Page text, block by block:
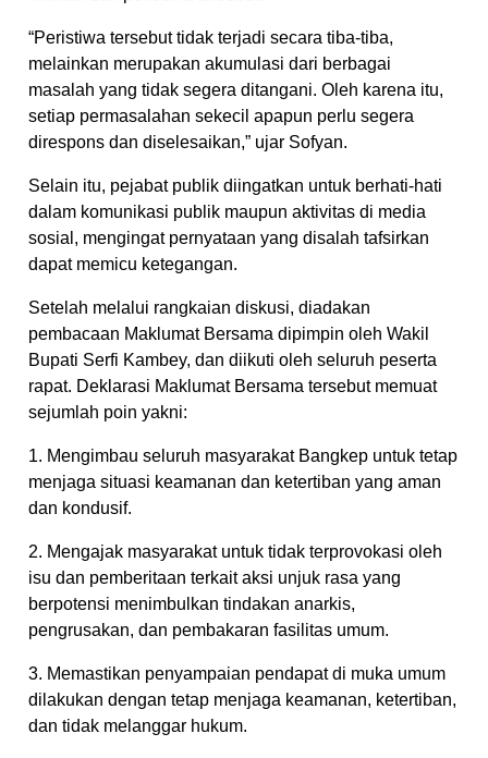
“Peristiwa tersebut tidak terjadi secara tiba-tiba,
melainkan merupakan akumulasi dari berbagai
masalah yang tidak segera ditangani. Oleh karena itu,
setiap permasalahan sekecil apapun perlu segera
direspons dan diselesaikan,” ujar Sofyan.
Selain itu, pejabat publik diingatkan untuk berhati-hati
dalam komunikasi publik maupun aktivitas di media
sosial, mengingat pernyataan yang disalah tafsirkan
dapat memicu ketegangan.
Setelah melalui rangkaian diskusi, diadakan
pembacaan Maklumat Bersama dipimpin oleh Wakil
Bupati Serfi Kambey, dan diikuti oleh seluruh peserta
rapat. Deklarasi Maklumat Bersama tersebut memuat
sejumlah poin yakni:
1. Mengimbau seluruh masyarakat Bangkep untuk tetap
menjaga situasi keamanan dan ketertiban yang aman
dan kondusif.
2. Mengajak masyarakat untuk tidak terprovokasi oleh
isu dan pemberitaan terkait aksi unjuk rasa yang
berpotensi menimbulkan tindakan anarkis,
pengrusakan, dan pembakaran fasilitas umum.
3. Memastikan penyampaian pendapat di muka umum
dilakukan dengan tetap menjaga keamanan, ketertiban,
dan tidak melanggar hukum.